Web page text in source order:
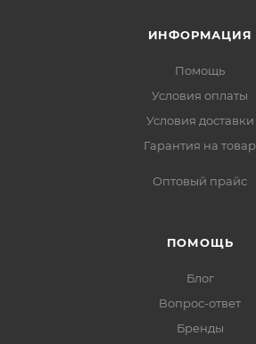
ИНФОРМАЦИЯ
Помощь
Условия оплаты
Условия доставки
Гарантия на товар
Оптовый прайс
ПОМОЩЬ
Блог
Вопрос-ответ
Бренды